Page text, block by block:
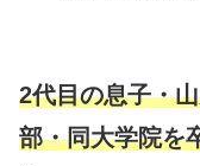
2代目の息子・
部・同大学院を